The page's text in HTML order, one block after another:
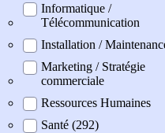
Informatique /
Télécommunication
Installation /
Marketing / Stratégie
commerciale
Ressources Humaines
Santé (292)